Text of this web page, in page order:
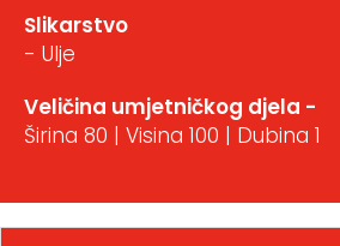
Slikarstvo
- Ulje
Veličina umjetničkog djela -
Širina 80 | Visina 100 | Dubina 1